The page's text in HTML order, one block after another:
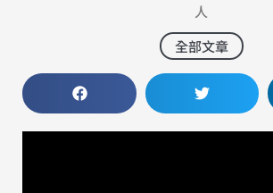
人
全部文章